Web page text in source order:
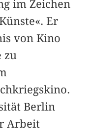
im Zeichen
Er
von Kino
zu
Berlin
Arbeit